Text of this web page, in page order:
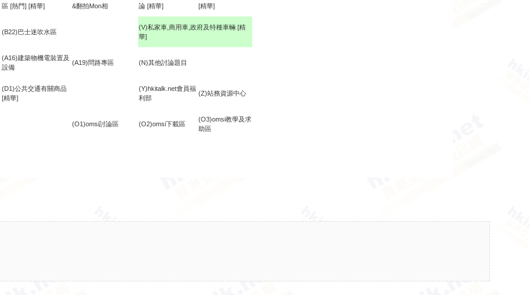
區 [熱門] [精華]
&翻拍Mon相
論 [精華]
[精華]
(B22)巴士迷吹水區
(V)私家車,商用車,政府及特種車輛 [精
華]
(A16)建築物機電裝置及
設備
(A19)問路專區 (N)其他討論題目
(D1)公共交通有關商品
[精華]
(Y)hkitalk.net會員福
利部
(Z)站務資源中心
(O1)omsi討論區 (O2)omsi下載區
(O3)omsi教學及求
助區